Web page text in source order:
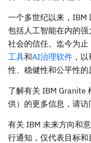
一个多世纪以来，IBM
包括人工智能在内的
社会的信任。迄今为
工具和AI治理软件 ，
性、稳健性和公平性的
了解有关 IBM Granite
供）的更多信息，请访
有关 IBM 未来方向和
行通知，仅代表目标和